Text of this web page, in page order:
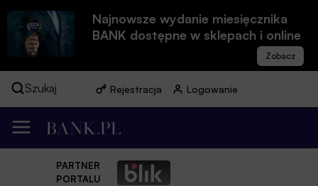
Najnowsze wydanie miesięcznika
BANK dostępne w sklepach i online
Szukaj Rejestracja Logowanie
PARTNER
PORTALU